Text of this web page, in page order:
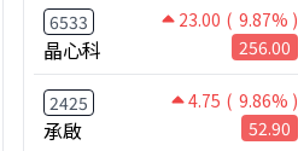
6533 23.00 ( 9.87% )
晶心科 256.00
2425 4.75 ( 9.86% )
承啟 52.90